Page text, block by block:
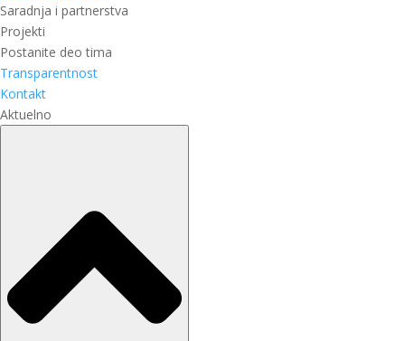
Saradnja i partnerstva
Projekti
Postanite deo tima
Transparentnost
Kontakt
Aktuelno